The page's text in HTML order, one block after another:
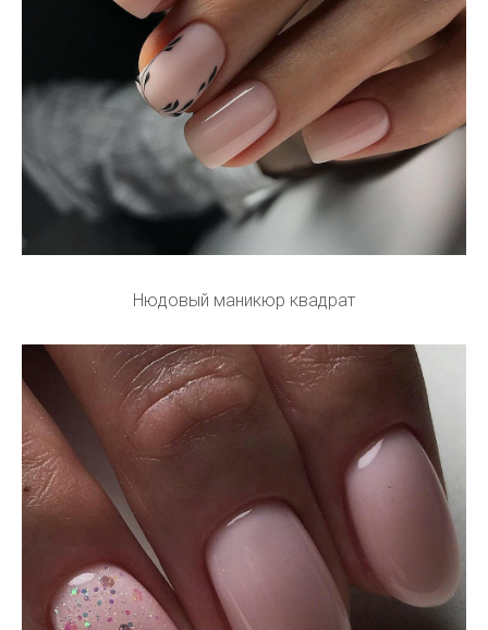
Нюдовый маникюр квадрат